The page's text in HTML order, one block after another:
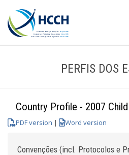
PERFIS DOS
Country Profile - 2007
PDF version | Word version
Convenções (incl. Protocolos e